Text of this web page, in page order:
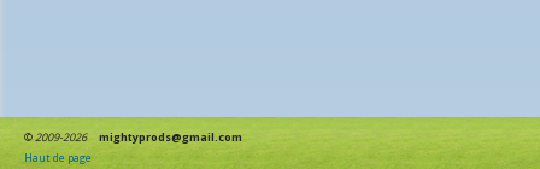
©2009-2026
mightyprods@gmail.com
Haut de page